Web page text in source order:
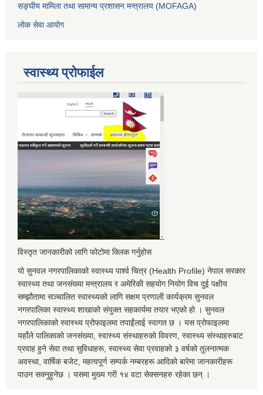
सङ्घीय मामिला तथा सामान्य प्रशासन मन्त्रालय (MOFAGA)
लोक सेवा आयोग
स्वास्थ्य प्रोफाईल
विस्तृत जानकारीको लागि फोटोमा क्लिक गर्नुहोस
यो सुनवल नगरपालिकाको स्वास्थ्य पार्श्व चित्र (Health Profile) नेपाल सरकार
स्वास्थ्य तथा जनसंख्या मन्त्रालय र अमेरिकी सहयोग नियोग विच दुई पक्षीय
सम्झौतामा सञ्चालित स्वास्थ्यको लागि सक्षम प्रणाली कार्यक्रम सुनवल
नगरपालिका स्वास्थ्य शाखाको संयुक्त सहकार्यमा तयार भएको हो । सुनवल
नगरपालिकाको स्वास्थ्य प्रोफाइलमा तपाईंलाई स्वागत छ । यस प्रोफाइलमा
यहाँले पालिकाको जनसंख्या, स्वास्थ्य संस्थाहरुको विवरण, स्वास्थ्य संस्थाहरुबाट
प्रवाह हुने सेवा तथा सुविधाहरू, स्वास्थ्य सेवा प्रवाहको ३ वर्षको तुलनात्मक
अवस्था, वार्षिक बजेट, महत्वपूर्ण सम्पर्क नम्बरहरू आदिको बारेमा जानकारीहरू
पाउन सक्नुहुनेछ । यसमा मुख्य गरी १४ वटा सेक्सनहरु रहेका छन् ।